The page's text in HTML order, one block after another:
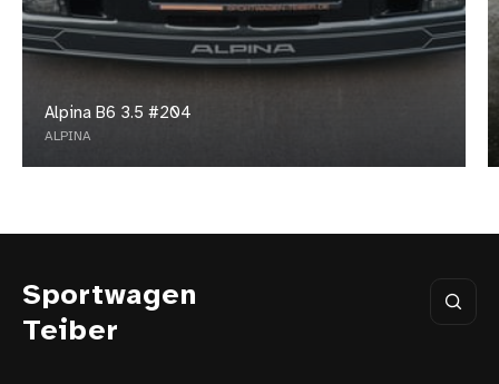
Alpina B6 3.5 #204
ALPINA
Sportwagen
Teiber